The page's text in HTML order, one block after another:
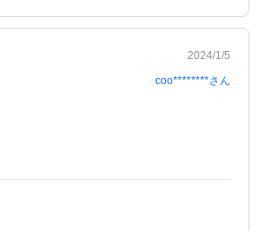
2024/1/5
coo********さん